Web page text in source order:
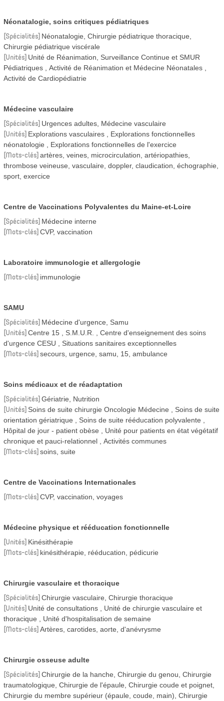
Néonatalogie, soins critiques pédiatriques
Spécialités Néonatalogie, Chirurgie pédiatrique thoracique,
Chirurgie pédiatrique viscérale
Unités Unité de Réanimation, Surveillance Continue et SMUR
Pédiatriques
Activité de Réanimation et Médecine Néonatales
Activité de Cardiopédiatrie
Médecine vasculaire
Spécialités Urgences adultes, Médecine vasculaire
Unités Explorations vasculaires
Explorations fonctionnelles
néonatologie
Explorations fonctionnelles de l'exercice
Mots-clés artères, veines, microcirculation, artériopathies,
thrombose veineuse, vasculaire, doppler, claudication, échographie,
sport, exercice
Centre de Vaccinations Polyvalentes du Maine-et-Loire
Spécialités Médecine interne
Mots-clés CVP, vaccination
Laboratoire immunologie et allergologie
Mots-clés immunologie
SAMU
Spécialités Médecine d'urgence, Samu
Unités Centre 15 S.M.U.R.
Centre d'enseignement des soins
d'urgence CESU
Situations sanitaires exceptionnelles
Mots-clés secours, urgence, samu, 15, ambulance
Soins médicaux et de réadaptation
Spécialités Gériatrie, Nutrition
Unités Soins de suite chirurgie Oncologie Médecine
Soins de suite
orientation gériatrique
Soins de suite rééducation polyvalente
Hôpital de jour - patient obèse
Unité pour patients en état végétatif
chronique et pauci-relationnel
Activités communes
Mots-clés soins, suite
Centre de Vaccinations Internationales
Mots-clés CVP, vaccination, voyages
Médecine physique et rééducation fonctionnelle
Unités Kinésithérapie
Mots-clés kinésithérapie, rééducation, pédicurie
Chirurgie vasculaire et thoracique
Spécialités Chirurgie vasculaire, Chirurgie thoracique
Unités Unité de consultations
Unité de chirurgie vasculaire et
thoracique
Unité d'hospitalisation de semaine
Mots-clés Artères, carotides, aorte, d'anévrysme
Chirurgie osseuse adulte
Spécialités Chirurgie de la hanche, Chirurgie du genou, Chirurgie
traumatologique, Chirurgie de l'épaule, Chirurgie coude et poignet,
Chirurgie du membre supérieur (épaule, coude, main), Chirurgie